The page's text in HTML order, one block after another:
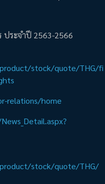
ประจำปี 2563-2566
stock/quote/THG/fi
relations/home
stock/quote/THG/